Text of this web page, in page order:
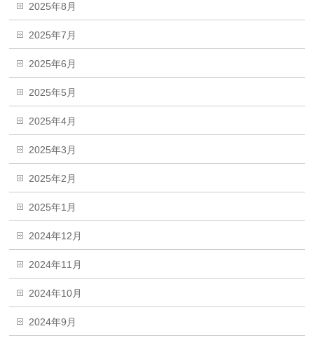
2025年8月
2025年7月
2025年6月
2025年5月
2025年4月
2025年3月
2025年2月
2025年1月
2024年12月
2024年11月
2024年10月
2024年9月